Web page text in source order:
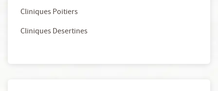
Cliniques Poitiers
Cliniques Desertines